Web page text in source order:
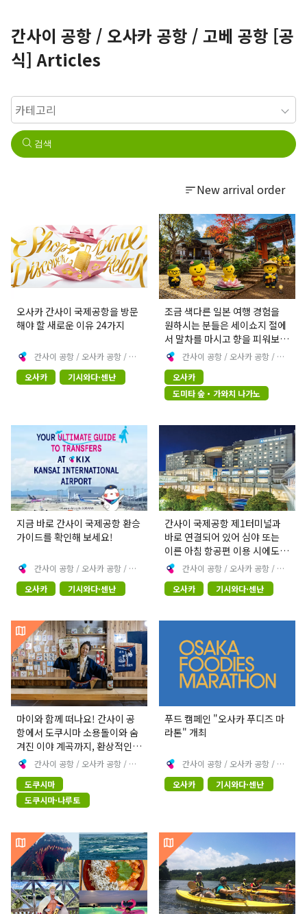
간사이 공항 / 오사카 공항 / 고베 공항 [공
식] Articles
검색
New arrival order
오사카 간사이 국제공항을 방문
해야 할 새로운 이유 24가지
간사이 공항 / 오사카 공항 / 고
베 공항 [공식]
오사카
기시와다·센난
조금 색다른 일본 여행 경험을
원하시는 분들은 세이쇼지 절에
서 말차를 마시고 향을 피워보세
요.
간사이 공항 / 오사카 공항 / 고
베 공항 [공식]
오사카
도미타 숲・가와치 나가노
지금 바로 간사이 국제공항 환승
가이드를 확인해 보세요!
간사이 공항 / 오사카 공항 / 고
베 공항 [공식]
오사카
기시와다·센난
간사이 국제공항 제1터미널과
바로 연결되어 있어 심야 또는
이른 아침 항공편 이용 시에도
편안한 호텔 숙박을 즐기실 수
있습니다!
간사이 공항 / 오사카 공항 / 고
베 공항 [공식]
오사카
기시와다·센난
마이와 함께 떠나요! 간사이 공
항에서 도쿠시마 소용돌이와 숨
겨진 이야 계곡까지, 환상적인
풍경을 정복하는 3일간의 자동
차 여행 - 완벽판!
간사이 공항 / 오사카 공항 / 고
베 공항 [공식]
도쿠시마
도쿠시마·나루토
푸드 캠페인 "오사카 푸디즈 마
라톤" 개최
간사이 공항 / 오사카 공항 / 고
베 공항 [공식]
오사카
기시와다·센난